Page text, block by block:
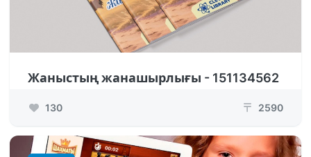
Жаныстың жанашырлығы - 151134562
130 ₸ 2590